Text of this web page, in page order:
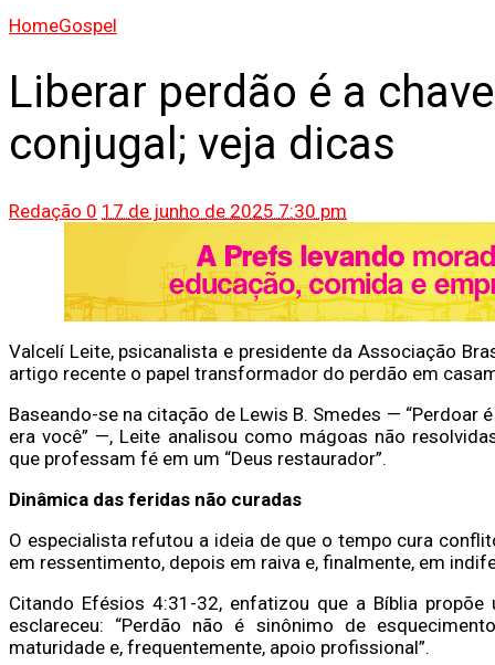
HomeGospel
Liberar perdão é a
conjugal; veja dicas
Redação 0 17 de junho de 2025 7:30 pm
Valcelí Leite, psicanalista e presidente da Associação
artigo recente o papel transformador do perdão em
Baseando-se na citação de Lewis B. Smedes —
era você” —, Leite analisou como mágoas não
que professam fé em um “Deus restaurador”.
Dinâmica das feridas não curadas
O especialista refutou a ideia de que o tempo cura
em ressentimento, depois em raiva e, finalmente, em
Citando Efésios 4:31-32, enfatizou que a Bíblia
esclareceu: “Perdão não é sinônimo de
maturidade e, frequentemente, apoio profissional”.